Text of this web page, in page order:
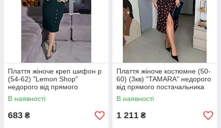
Плаття жіноче креп шифон р
(54-62) "Lemon Shop"
недорого від прямого
постачальника
В наявності
683 ₴
Плаття жіноче костюмне (50-
60) (3кв) "TAMARA" недорого
від прямого постачальника
В наявності
1 211 ₴